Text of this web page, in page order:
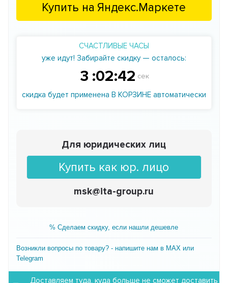
Купить на Яндекс.Маркете
СЧАСТЛИВЫЕ ЧАСЫ
уже идут! Забирайте скидку — осталось:
3 :02:41 сек
скидка будет применена В КОРЗИНЕ автоматически
Для юридических лиц
Купить как юр. лицо
msk@ita-group.ru
% Сделаем скидку, если нашли дешевле
Возникли вопросы по товару? - напишите нам в MAX или
Telegram
Доставляем туда, куда больше не сможет доставить